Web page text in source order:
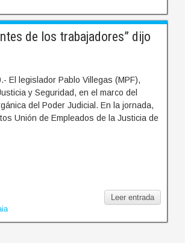
de los trabajadores” dijo
El legislador Pablo Villegas (MPF),
y Seguridad, en el marco del
del Poder Judicial. En la jornada,
Unión de Empleados de la Justicia de
Leer entrada